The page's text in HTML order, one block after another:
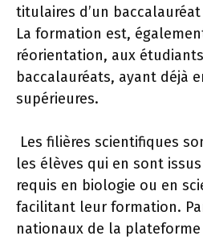
titulaires d’un baccalauréat
La formation est,
réorientation, aux
baccalauréats, ayant déjà
supérieures.
Les filières scientifiques
les élèves qui en sont
requis en biologie ou en
facilitant leur formation.
nationaux de la